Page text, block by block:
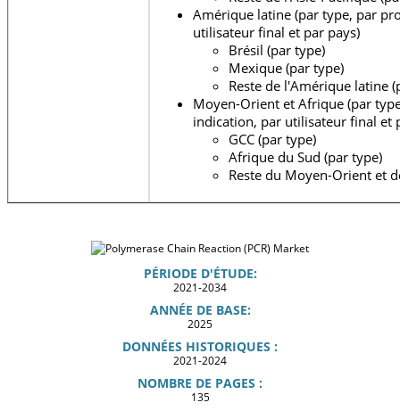
Amérique latine (par type, par
utilisateur final et par pays)
Brésil (par type)
Mexique (par type)
Reste de l'Amérique latine
Moyen-Orient et Afrique (par
indication, par utilisateur final et
GCC (par type)
Afrique du Sud (par type)
Reste du Moyen-Orient et
PÉRIODE D'ÉTUDE:
2021-2034
ANNÉE DE BASE:
2025
DONNÉES HISTORIQUES :
2021-2024
NOMBRE DE PAGES :
135